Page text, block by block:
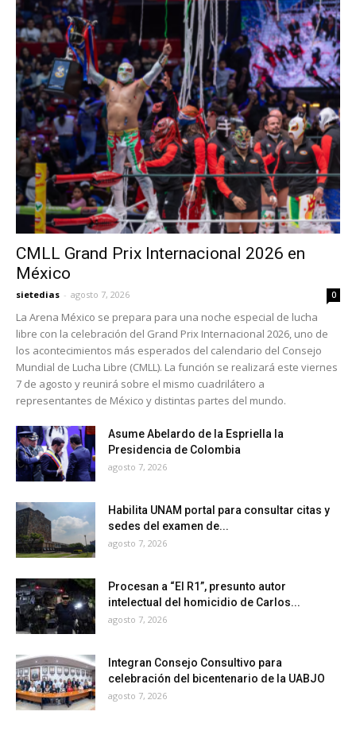
CMLL Grand Prix Internacional 2026 en
México
sietedias - agosto 7, 2026 0
La Arena México se prepara para una noche especial de lucha
libre con la celebración del Grand Prix Internacional 2026, uno de
los acontecimientos más esperados del calendario del Consejo
Mundial de Lucha Libre (CMLL). La función se realizará este viernes
7 de agosto y reunirá sobre el mismo cuadrilátero a
representantes de México y distintas partes del mundo.
Asume Abelardo de la Espriella la
Presidencia de Colombia
agosto 7, 2026
Habilita UNAM portal para consultar citas y
sedes del examen de...
agosto 7, 2026
Procesan a “El R1”, presunto autor
intelectual del homicidio de Carlos...
agosto 7, 2026
Integran Consejo Consultivo para
celebración del bicentenario de la UABJO
agosto 7, 2026